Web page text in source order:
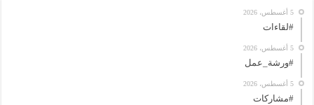
5 أغسطس، 2026
#لقاءات
5 أغسطس، 2026
#ورشة_عمل
5 أغسطس، 2026
#مشاركات